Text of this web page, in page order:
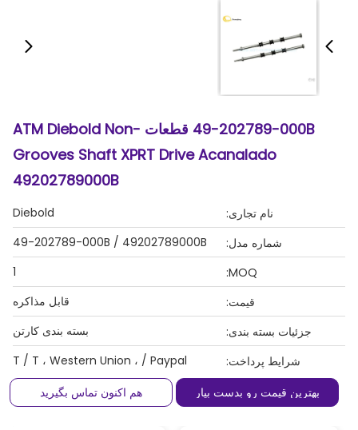
49-202789-000B قطعات ATM Diebold Non-
Grooves Shaft XPRT Drive Acanalado
49202789000B
نام تجاری:
Diebold
شماره مدل:
49-202789-000B / 49202789000B
MOQ:
1
قیمت:
قابل مذاکره
جزئیات بسته بندی:
بسته بندی کارتن
شرایط پرداخت:
T / T ، Western Union ، / Paypal
بهترین قیمت رو بدست بیار
هم اکنون تماس بگیرید